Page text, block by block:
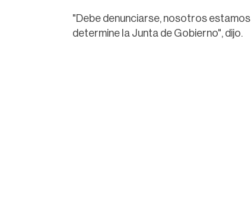
"Debe denunciarse, nosotros
determine la Junta de Gobierno", dijo.